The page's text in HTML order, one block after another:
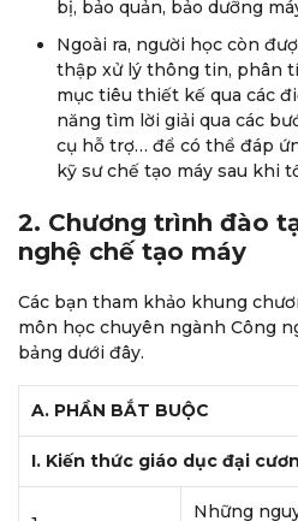
bị, bảo quản, bảo dưỡng
Ngoài ra, người học còn
thập xử lý thông tin, phân
mục tiêu thiết kế qua các
năng tìm lời giải qua các
cụ hỗ trợ… để có thể đáp
kỹ sư chế tạo máy sau khi
2. Chương trình đào
nghệ chế tạo máy
Các bạn tham khảo khung
môn học chuyên ngành Công
bảng dưới đây.
A. PHẦN BẮT BUỘC
I. Kiến thức giáo dục đại
Những